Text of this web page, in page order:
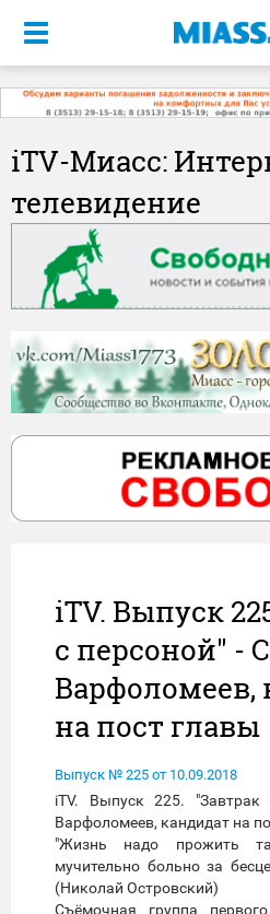
Меню
iTV-Миасс:
телевидение
iTV. Выпуск
с персоной" -
Варфоломеев,
на пост главы
Выпуск № 225 от 10.09.2018
iTV. Выпуск 225. "Завтрак
Варфоломеев, кандидат на
"Жизнь надо прожить
мучительно больно за
(Николай Островский)
Съёмочная группа